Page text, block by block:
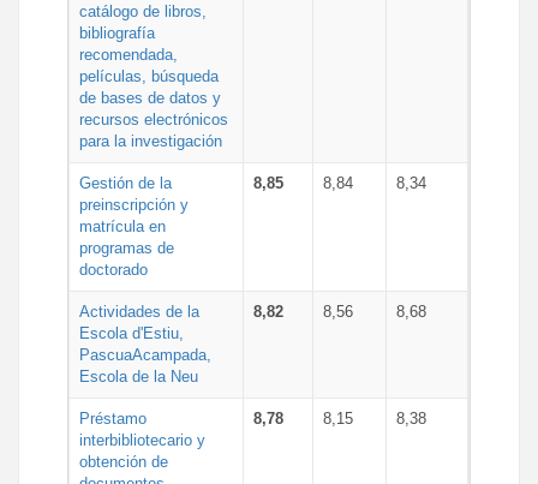
catálogo de libros,
bibliografía
recomendada,
películas, búsqueda
de bases de datos y
recursos electrónicos
para la investigación
Gestión de la
preinscripción y
matrícula en
programas de
doctorado
8,85 8,84 8,34
Actividades de la
Escola d'Estiu,
PascuaAcampada,
Escola de la Neu
8,82 8,56 8,68
Préstamo
interbibliotecario y
obtención de
8,78 8,15 8,38